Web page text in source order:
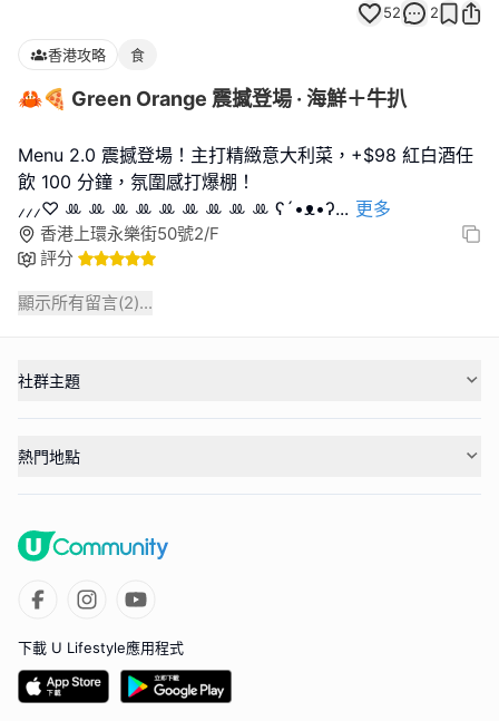
52 2
香港攻略 食
🦀🍕 Green Orange 震撼登場 · 海鮮＋牛扒
Menu 2.0 震撼登場！主打精緻意大利菜，+$98 紅白酒任
飲 100 分鐘，氛圍感打爆棚！
⸝⸝‪⸝♡ ꔛ ꔛ ꔛ ꔛ ꔛ ꔛ ꔛ ꔛ ꔛ ʕ´•ᴥ•ʔ... 更多
香港上環永樂街50號2/F
評分
顯示所有留言(2)...
社群主題
熱門地點
下載 U Lifestyle應用程式